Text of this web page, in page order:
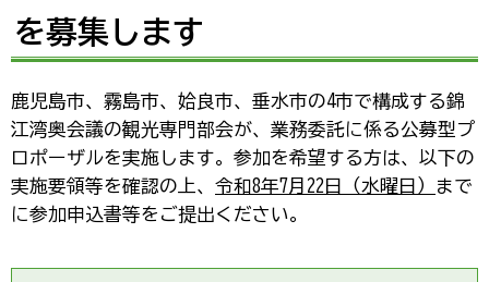
を募集します
鹿児島市、霧島市、姶良市、垂水市の4市で構成する錦
江湾奥会議の観光専門部会が、業務委託に係る公募型プ
ロポーザルを実施します。参加を希望する方は、以下の
実施要領等を確認の上、 令和8年7月22日（水曜日）
まで
に参加申込書等をご提出ください。